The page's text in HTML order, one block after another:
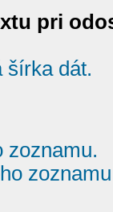
pri
šírka dát.
zoznamu.